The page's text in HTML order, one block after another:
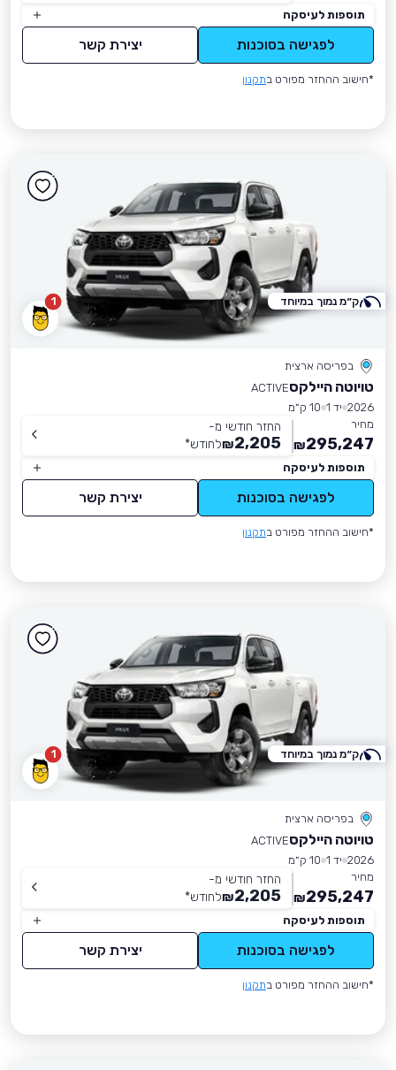
תוספות לעיסקה
לפגישה בסוכנות יצירת קשר
*חישוב ההחזר מפורט בתקנון
1
בפריסה ארצית
טויוטה היילקסACTIVE
2026 יד 1
10 ק״מ
מחיר
295,247
₪
החזר חודשי מ-
2,205
₪לחודש*
תוספות לעיסקה
לפגישה בסוכנות יצירת קשר
*חישוב ההחזר מפורט בתקנון
ק״מ נמוך במיוחד
1
בפריסה ארצית
טויוטה היילקסACTIVE
2026 יד 1
10 ק״מ
מחיר
295,247
₪
החזר חודשי מ-
2,205
₪לחודש*
תוספות לעיסקה
לפגישה בסוכנות יצירת קשר
*חישוב ההחזר מפורט בתקנון
ק״מ נמוך במיוחד